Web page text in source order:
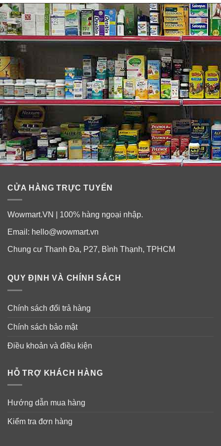
CỬA HÀNG TRỰC TUYẾN
Wowmart.VN | 100% hàng ngoại nhập.
Email: hello@wowmart.vn
Chung cư Thanh Đa, P27, Bình Thạnh, TPHCM
QUY ĐỊNH VÀ CHÍNH SÁCH
Chính sách đổi trả hàng
Chính sách bảo mật
Điều khoản và điều kiện
HỖ TRỢ KHÁCH HÀNG
Hướng dẫn mua hàng
Kiểm tra đơn hàng